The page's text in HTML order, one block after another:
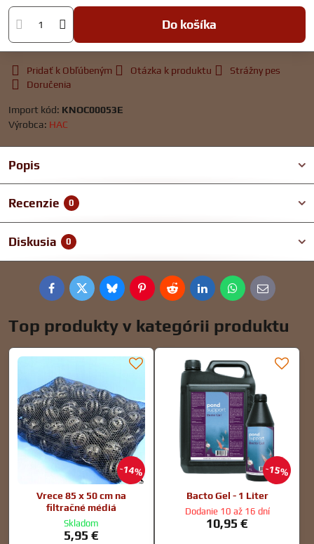
Do košíka
Pridať k Obľúbeným Otázka k produktu
Strážny pes
Doručenia
Import kód: KNOC00053E
Výrobca: HAC
Popis
Recenzie 0
Diskusia 0
FacebookTwitterBlueskyPinterestRedditLinkedInWhatsApp
E-
mail
Top produkty v kategórii produktu
14%
Vrece 85 x 50 cm na
filtračné médiá
Skladom
5,95 €
15%
Bacto Gel - 1 Liter
Dodanie 10 až 16 dní
10,95 €